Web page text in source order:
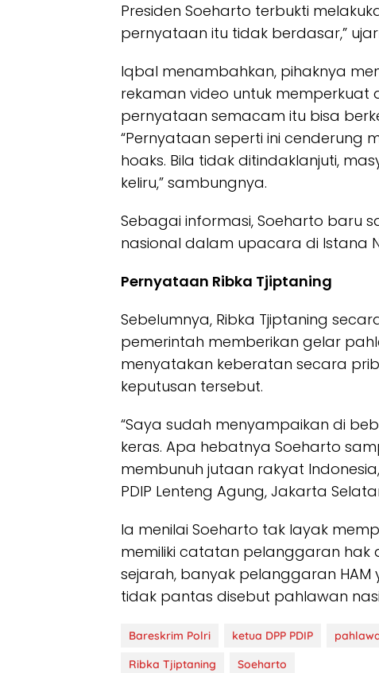
Presiden Soeharto terbukti
pernyataan itu tidak berdasar,”
Iqbal menambahkan, pihaknya
rekaman video untuk memperkuat
pernyataan semacam itu bisa
“Pernyataan seperti ini cenderung
hoaks. Bila tidak ditindaklanjuti,
keliru,” sambungnya.
Sebagai informasi, Soeharto baru
nasional dalam upacara di Istana
Pernyataan Ribka Tjiptaning
Sebelumnya, Ribka Tjiptaning
pemerintah memberikan gelar
menyatakan keberatan secara
keputusan tersebut.
“Saya sudah menyampaikan di
keras. Apa hebatnya Soeharto
membunuh jutaan rakyat
PDIP Lenteng Agung, Jakarta
Ia menilai Soeharto tak layak
memiliki catatan pelanggaran hak
sejarah, banyak pelanggaran HAM
tidak pantas disebut pahlawan
Bareskrim Polri ketua DPP PDIP
Ribka Tjiptaning
Soeharto